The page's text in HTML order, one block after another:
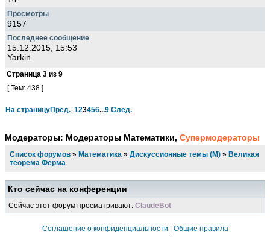
9157
15.12.2015, 15:53
Yarkin
Страница 3 из 9
[ Тем: 438 ]
На страницуПред. 123456...9 След.
Модераторы: Модераторы Математики, Супермодераторы
Список форумов » Математика » Дискуссионные темы (М) » Великая
теорема Ферма
Кто сейчас на конференции
Сейчас этот форум просматривают: ClaudeBot
Соглашение о конфиденциальности Общие правила